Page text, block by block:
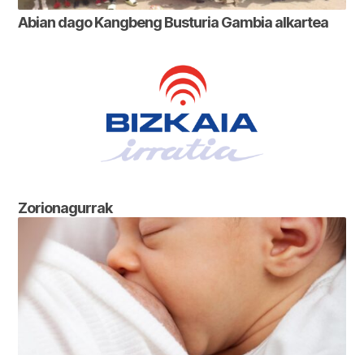
Abian dago Kangbeng Busturia Gambia alkartea
Zorionagurrak